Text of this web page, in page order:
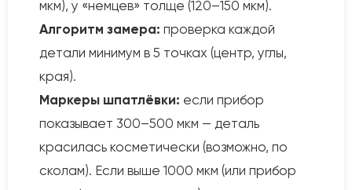
мкм), у «немцев» толще (120–150 мкм).
Алгоритм замера: проверка каждой
детали минимум в 5 точках (центр, углы,
края).
Маркеры шпатлёвки: если прибор
показывает 300–500 мкм — деталь
красилась косметически (возможно, по
сколам). Если выше 1000 мкм (или прибор